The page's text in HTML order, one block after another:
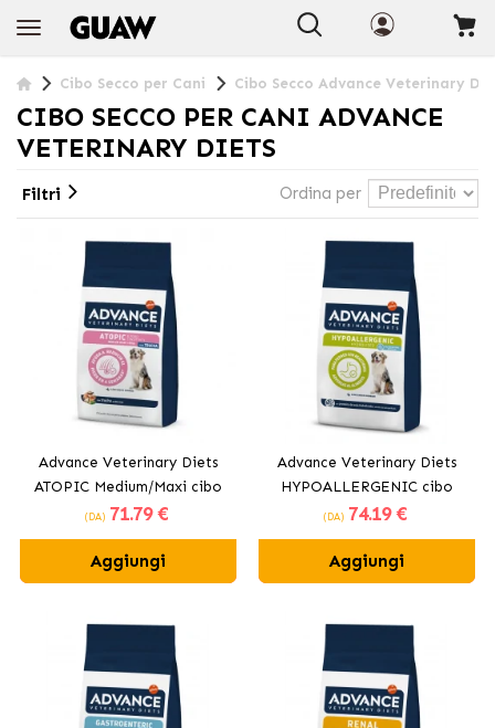
Cibo Secco per Cani Cibo Secco Advance Veterinary
CIBO SECCO PER CANI ADVANCE
VETERINARY DIETS
Ordina per
Filtri
Advance Veterinary Diets
ATOPIC Medium/Maxi cibo
secco per cani
(DA) 71.79 €
Aggiungi
Advance Veterinary Diets
HYPOALLERGENIC cibo
secco per cani
(DA) 74.19 €
Aggiungi